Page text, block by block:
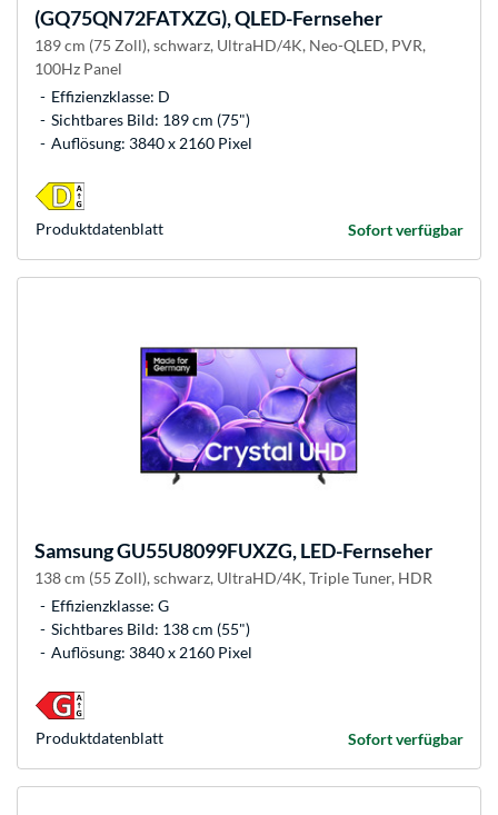
(GQ75QN72FATXZG), QLED-Fernseher
189 cm (75 Zoll), schwarz, UltraHD/4K, Neo-QLED, PVR,
100Hz Panel
Effizienzklasse: D
Sichtbares Bild: 189 cm (75")
Auflösung: 3840 x 2160 Pixel
Sofort verfügbar
Produkt­datenblatt
SamsungGU55U8099FUXZG, LED-Fernseher
138 cm (55 Zoll), schwarz, UltraHD/4K, Triple Tuner, HDR
Effizienzklasse: G
Sichtbares Bild: 138 cm (55")
Auflösung: 3840 x 2160 Pixel
Sofort verfügbar
Produkt­datenblatt